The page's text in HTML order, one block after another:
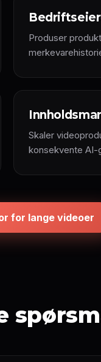
Produser
Skaler
konsekvente AI-
for lange videoer